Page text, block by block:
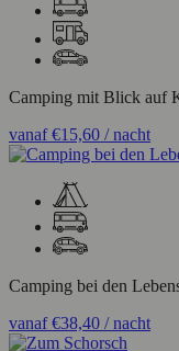
Camping mit Blick auf
vanaf€15,60 / nacht
Camping bei den
vanaf€38,40 / nacht